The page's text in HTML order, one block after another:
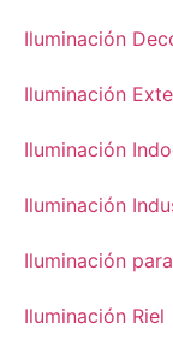
Iluminación
Iluminación
Iluminación
Iluminación
Iluminación
Iluminación Riel